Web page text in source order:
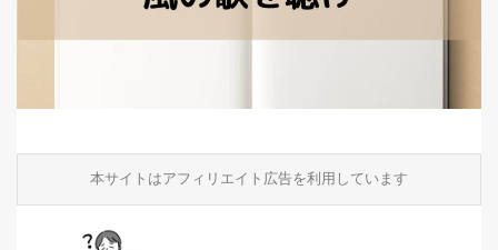
本サイトはアフィリエイト広告を利用しています